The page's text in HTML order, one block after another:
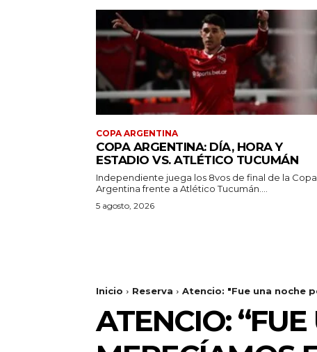
COPA ARGENTINA
COPA ARGENTINA: DÍA, HORA Y
ESTADIO VS. ATLÉTICO TUCUMÁN
Independiente juega los 8vos de final de la Copa
Argentina frente a Atlético Tucumán....
5 agosto, 2026